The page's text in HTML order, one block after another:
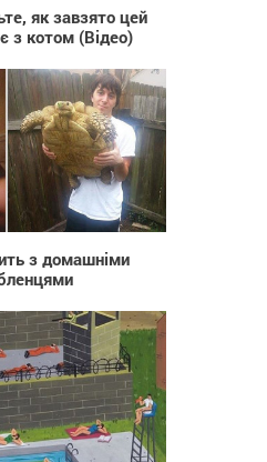
як завзято цей
з котом (Відео)
834
з домашніми
882